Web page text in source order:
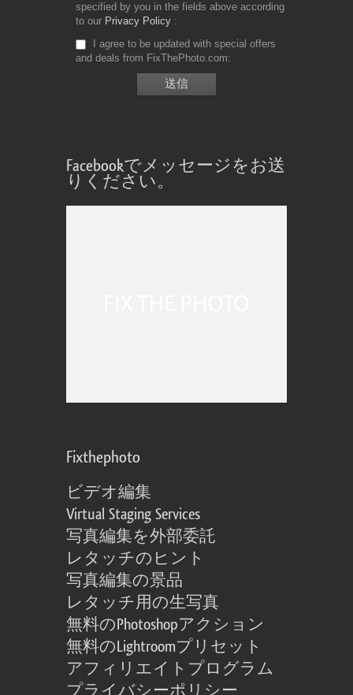
specified by you in the fields above according
to our Privacy Policy
I agree to be updated with special offers
and deals from FixThePhoto.com
Facebookでメッセージをお送
りください。
Fixthephoto
ビデオ編集
Virtual Staging Services
写真編集を外部委託
レタッチのヒント
写真編集の景品
レタッチ用の生写真
無料のPhotoshopアクション
無料のLightroomプリセット
アフィリエイトプログラム
プライバシーポリシー